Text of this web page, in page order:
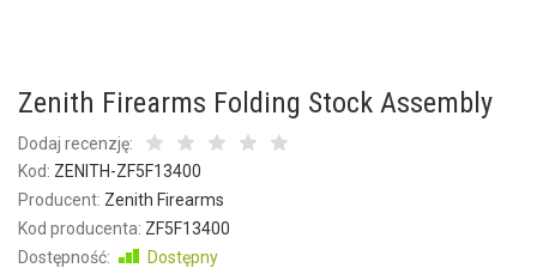
Zenith Firearms Folding Stock Assembly
Dodaj recenzję:
Kod: ZENITH-ZF5F13400
Producent: Zenith Firearms
Kod producenta: ZF5F13400
Dostępność:
Dostępny